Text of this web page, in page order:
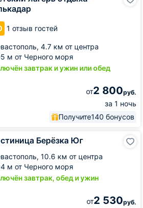
1 отзыв гостей
4.7 км от центра
м от Черного моря
завтрак и ужин или обед
от2 800руб.
за 1 ночь
Получите140 бонусов
Берёзка Юг
10.6 км от центра
м от Черного моря
завтрак, обед и ужин
от2 530руб.